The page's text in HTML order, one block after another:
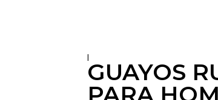
|
GUAYOS
PARA